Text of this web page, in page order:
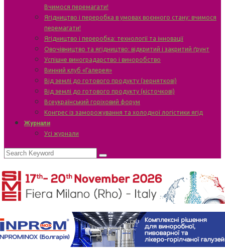
Вчимося перемагати!
Ягідництво і переробка в умовах воєнного стану: вчимося
перемагати!
Ягідництво і переробка: технології та інновації
Овочівництво та ягідництво: відкритий і закритий ґрунт
Успішне виноградарство і виноробство
Винний клуб «Галерея»
Від землі до готового продукту (зерняткові)
Від землі до готового продукту (кісточкові)
Всеукраїнський горіховий форум
Конгрес із заморожування та холодної логістики ягід
Журнали
Усі журнали